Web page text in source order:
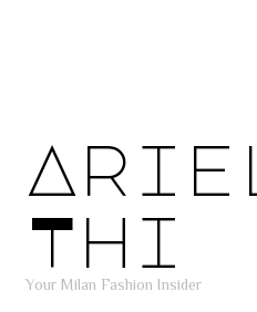
Ariel
Thi
Your Milan Fashion Insider